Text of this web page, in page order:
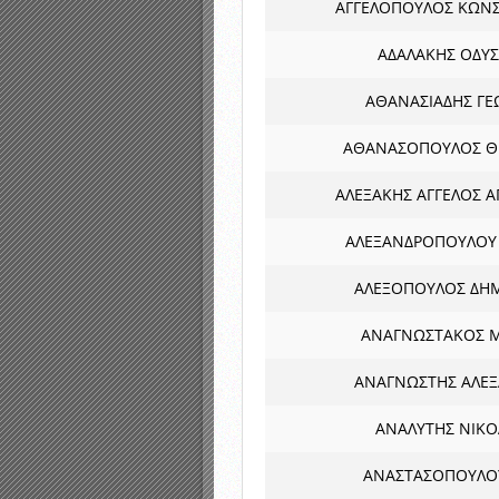
ΑΓΓΕΛΟΠΟΥΛΟΣ
ΑΔΑΛΑΚΗΣ
ΑΘΑΝΑΣΙΑΔΗΣ
ΑΘΑΝΑΣΟΠΟΥΛΟΣ
ΑΛΕΞΑΚΗΣ ΑΓΓΕΛΟΣ
ΑΛΕΞΑΝΔΡΟΠΟΥΛΟΥ
ΑΛΕΞΟΠΟΥΛΟΣ
ΑΝΑΓΝΩΣΤΑΚΟΣ
ΑΝΑΓΝΩΣΤΗΣ
ΑΝΑΛΥΤΗΣ